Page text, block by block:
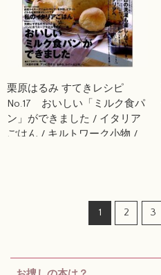
栗原はるみ すてきレシピ
No.17 おいしい「ミルク食パ
ン」ができました / イタリア
ごはん / キルトワーク小物 /
1 2 3